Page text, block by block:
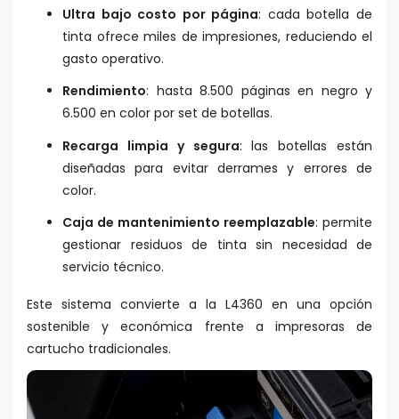
Ultra bajo costo por página: cada botella de
tinta ofrece miles de impresiones, reduciendo el
gasto operativo.
Rendimiento: hasta 8.500 páginas en negro y
6.500 en color por set de botellas.
Recarga limpia y segura: las botellas están
diseñadas para evitar derrames y errores de
color.
Caja de mantenimiento reemplazable: permite
gestionar residuos de tinta sin necesidad de
servicio técnico.
Este sistema convierte a la L4360 en una opción
sostenible y económica frente a impresoras de
cartucho tradicionales.